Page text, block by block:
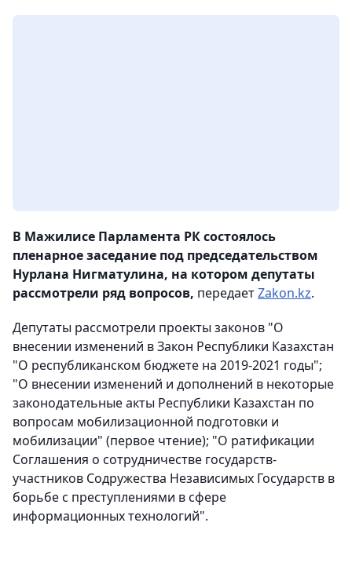
В Мажилисе Парламента РК состоялось
пленарное заседание под председательством
Нурлана Нигматулина, на котором депутаты
рассмотрели ряд вопросов, передаетZakon.kz.
Депутаты рассмотрели проекты законов "О
внесении изменений в Закон Республики Казахстан
"О республиканском бюджете на 2019-2021 годы";
"О внесении изменений и дополнений в некоторые
законодательные акты Республики Казахстан по
вопросам мобилизационной подготовки и
мобилизации" (первое чтение); "О ратификации
Соглашения о сотрудничестве государств-
участников Содружества Независимых Государств в
борьбе с преступлениями в сфере
информационных технологий".